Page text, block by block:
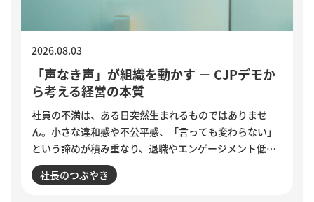
「声なき声」が組織を動かす － CJPデモか
ら考える経営の本質
2026.08.03
社員の不満は、ある日突然生まれるものではありませ
ん。小さな違和感や不公平感、「言っても変わらない」
という諦めが積み重なり、退職やエンゲージメント低下
として表面化します。インドで若者の抗議運動が教育相
の辞任につながった出来事から、組織に潜む「声なき
社長のつぶやき